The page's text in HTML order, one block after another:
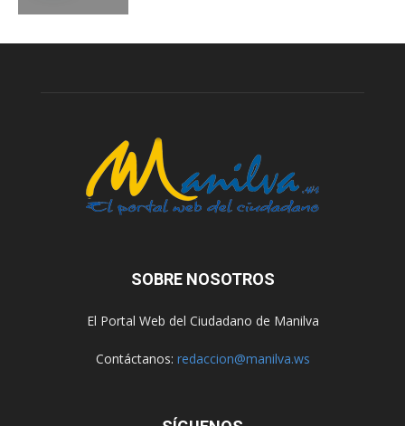
SOBRE NOSOTROS
El Portal Web del Ciudadano de Manilva
Contáctanos: redaccion@manilva.ws